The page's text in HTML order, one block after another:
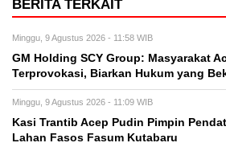
BERITA TERKAIT
Minggu, 9 Agustus 2026 - 11:58 WIB
GM Holding SCY Group: Masyarakat
Terprovokasi, Biarkan Hukum yang
Minggu, 9 Agustus 2026 - 11:09 WIB
Kasi Trantib Acep Pudin Pimpin
Lahan Fasos Fasum Kutabaru